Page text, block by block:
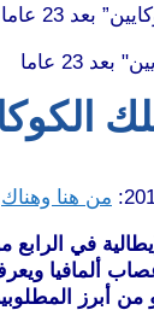
23 عاما
من هنا وهناك
ألمافيا
من أبرز